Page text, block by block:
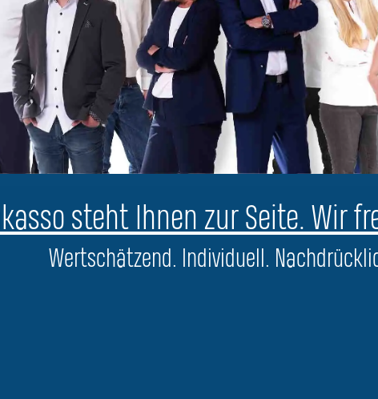
steht Ihnen zur Seite. Wir
Wertschätzend. Individuell.